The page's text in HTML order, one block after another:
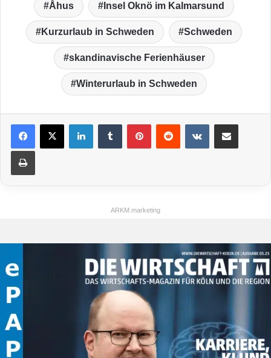
Åhus Insel Oknö im Kalmarsund
Kurzurlaub in Schweden Schweden
skandinavische Ferienhäuser
Winterurlaub in Schweden
ARKM.marketing